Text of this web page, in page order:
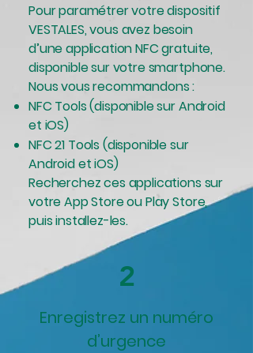
Pour paramétrer votre dispositif
VESTALES, vous avez besoin
d’une application NFC gratuite,
disponible sur votre smartphone.
Nous vous recommandons :
NFC Tools (disponible sur Android
et iOS)
NFC 21 Tools (disponible sur
Android et iOS)
Recherchez ces applications sur
votre App Store ou Play Store,
puis installez-les.
2
Enregistrez un numéro
d’urgence